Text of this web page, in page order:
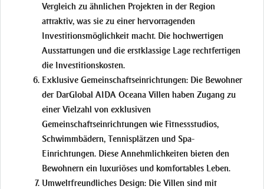
Vergleich zu ähnlichen Projekten in der Region
attraktiv, was sie zu einer hervorragenden
Investitionsmöglichkeit macht. Die hochwertigen
Ausstattungen und die erstklassige Lage rechtfertigen
die Investitionskosten.
Exklusive Gemeinschaftseinrichtungen: Die Bewohner
der DarGlobal AIDA Oceana Villen haben Zugang zu
einer Vielzahl von exklusiven
Gemeinschaftseinrichtungen wie Fitnessstudios,
Schwimmbädern, Tennisplätzen und Spa-
Einrichtungen. Diese Annehmlichkeiten bieten den
Bewohnern ein luxuriöses und komfortables Leben.
Umweltfreundliches Design: Die Villen sind mit